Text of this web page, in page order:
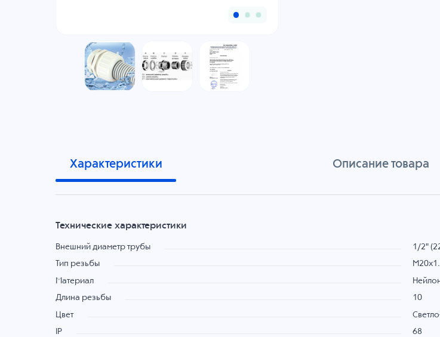
Характеристики Описание товара
Технические характеристики
Внешний диаметр трубы 1/2"
Тип резьбы
Материал
Длина резьбы 10
Цвет
IP 68